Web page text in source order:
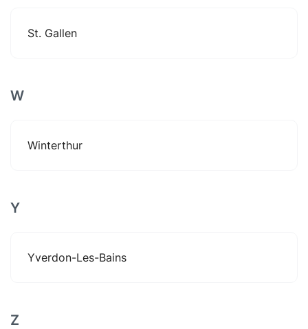
St. Gallen
W
Winterthur
Y
Yverdon-Les-Bains
Z